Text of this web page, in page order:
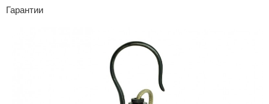
Гарантии